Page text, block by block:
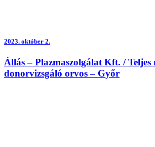
2023. október 2.
Állás – Plazmaszolgálat Kft. /
donorvizsgáló orvos – Győr